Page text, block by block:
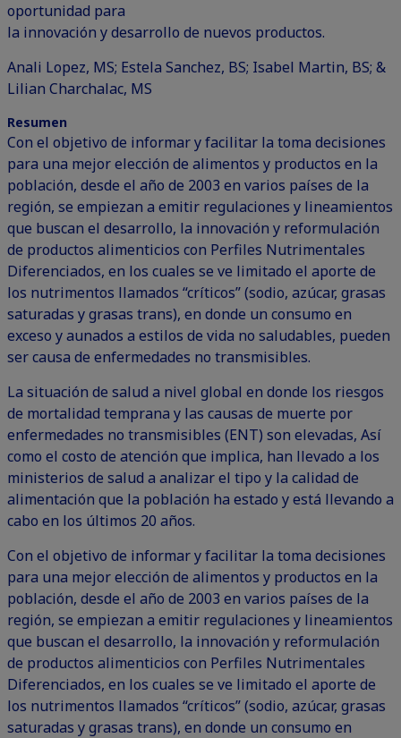
oportunidad para
la innovación y desarrollo de nuevos productos.
Anali Lopez, MS; Estela Sanchez, BS; Isabel Martin, BS; &
Lilian Charchalac, MS
Resumen
Con el objetivo de informar y facilitar la toma decisiones
para una mejor elección de alimentos y productos en la
población, desde el año de 2003 en varios países de la
región, se empiezan a emitir regulaciones y lineamientos
que buscan el desarrollo, la innovación y reformulación
de productos alimenticios con Perfiles Nutrimentales
Diferenciados, en los cuales se ve limitado el aporte de
los nutrimentos llamados “críticos” (sodio, azúcar, grasas
saturadas y grasas trans), en donde un consumo en
exceso y aunados a estilos de vida no saludables, pueden
ser causa de enfermedades no transmisibles.
La situación de salud a nivel global en donde los riesgos
de mortalidad temprana y las causas de muerte por
enfermedades no transmisibles (ENT) son elevadas, Así
como el costo de atención que implica, han llevado a los
ministerios de salud a analizar el tipo y la calidad de
alimentación que la población ha estado y está llevando a
cabo en los últimos 20 años.
Con el objetivo de informar y facilitar la toma decisiones
para una mejor elección de alimentos y productos en la
población, desde el año de 2003 en varios países de la
región, se empiezan a emitir regulaciones y lineamientos
que buscan el desarrollo, la innovación y reformulación
de productos alimenticios con Perfiles Nutrimentales
Diferenciados, en los cuales se ve limitado el aporte de
los nutrimentos llamados “críticos” (sodio, azúcar, grasas
saturadas y grasas trans), en donde un consumo en